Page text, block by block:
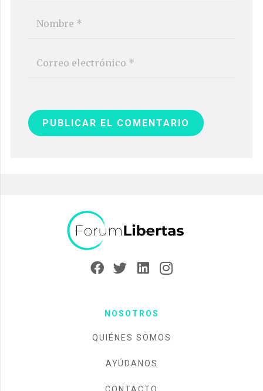
PUBLICAR EL COMENTARIO
NOSOTROS
QUIÉNES SOMOS
AYÚDANOS